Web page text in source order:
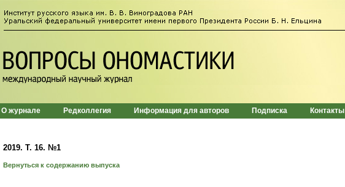
О журнале Редколлегия Информация для авторов Подписка Контакты
2019. Т. 16. №1
Вернуться к содержанию выпуска